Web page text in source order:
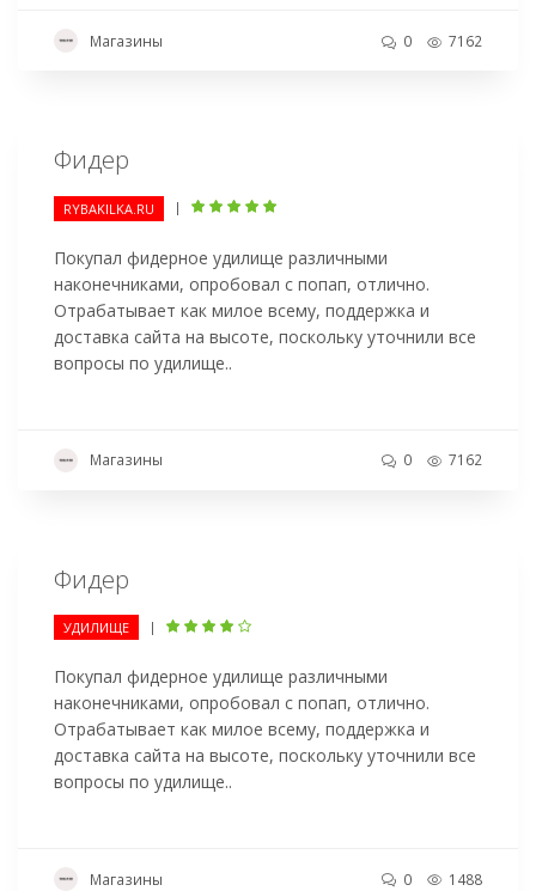
Магазины 0 7162
Фидер
RYBAKILKA.RU |
Покупал фидерное удилище различными
наконечниками, опробовал с попап, отлично.
Отрабатывает как милое всему, поддержка и
доставка сайта на высоте, поскольку уточнили все
вопросы по удилище..
Магазины 0 7162
Фидер
УДИЛИЩЕ |
Покупал фидерное удилище различными
наконечниками, опробовал с попап, отлично.
Отрабатывает как милое всему, поддержка и
доставка сайта на высоте, поскольку уточнили все
вопросы по удилище..
Магазины 0 1488